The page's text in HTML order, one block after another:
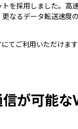
を採用しました。高
更なるデータ転送速度
てご利用いただけます
が可能な